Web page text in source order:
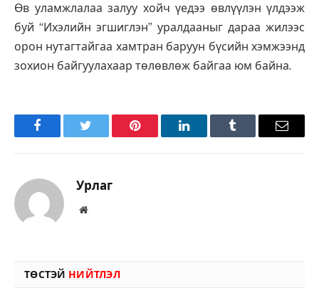
Өв уламжлалаа залуу хойч үедээ өвлүүлэн үлдээж
буй “Ихэлийн эгшиглэн” уралдааныг дараа жилээс
орон нутагтайгаа хамтран баруун бүсийн хэмжээнд
зохион байгуулахаар төлөвлөж байгаа юм байна.
FacebookTwitter Pinterest LinkedInTumblr Имэйл
Урлаг
Вэбсайт
ТӨСТЭЙ НИЙТЛЭЛ